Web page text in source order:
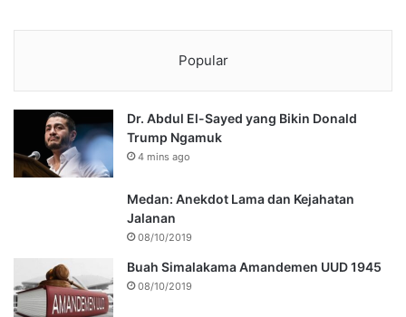
Popular
Dr. Abdul El-Sayed yang Bikin Donald
Trump Ngamuk
4 mins ago
Medan: Anekdot Lama dan Kejahatan
Jalanan
08/10/2019
Buah Simalakama Amandemen UUD 1945
08/10/2019